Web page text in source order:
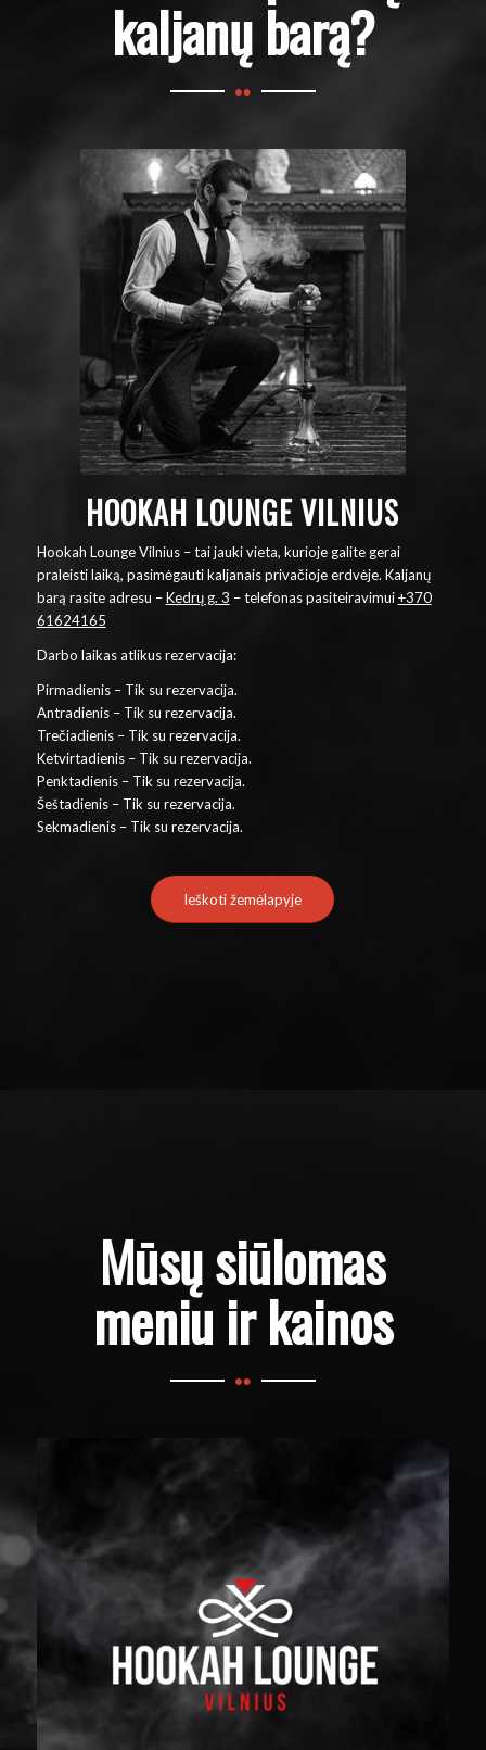
kaljanų barą?
HOOKAH LOUNGE VILNIUS
Hookah Lounge Vilnius – tai jauki vieta, kurioje galite gerai
praleisti laiką, pasimėgauti kaljanais privačioje erdvėje. Kaljanų
barą rasite adresu –Kedrų g. 3 – telefonas pasiteiravimui+370
61624165
Darbo laikas atlikus rezervacija:
Pirmadienis – Tik su rezervacija.
Antradienis – Tik su rezervacija.
Trečiadienis – Tik su rezervacija.
Ketvirtadienis – Tik su rezervacija.
Penktadienis – Tik su rezervacija.
Šeštadienis – Tik su rezervacija.
Sekmadienis – Tik su rezervacija.
Ieškoti žemėlapyje
Mūsų siūlomas
meniu ir kainos